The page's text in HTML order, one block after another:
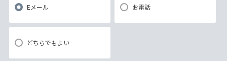
Eメール お電話
どちらでもよい